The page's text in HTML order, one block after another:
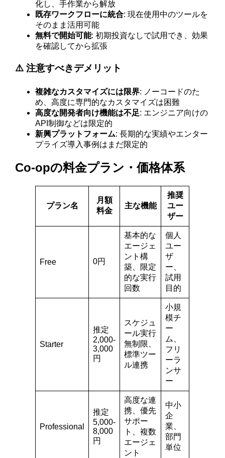
化し、手作業から解放
既存ワークフローに統合: 現在使用中のツールを
そのまま活用可能
無料で開始可能: 初期投資なしで試用でき、効果
を確認してから拡張
⚠️ 注意すべきデメリット
複雑なカスタマイズには限界: ノーコードのた
め、高度に専門的なカスタマイズは困難
高度な開発者向け機能は不足: エンジニア向けの
API制御などは限定的
新興プラットフォーム: 長期的な実績やエンター
プライズ導入事例はまだ限定的
Co-opの料金プラン・価格体系
プラン名
月額
料金
主な機能
推奨
ユー
ザー
Free 0円
基本的な
エージェ
ント構
築、限定
的な実行
回数
個人
ユー
ザ
ー、
試用
目的
Starter
推定
2,000-
3,000
円
スケジュ
ール実行
無制限、
標準ツー
ル連携
小規
模チ
ー
ム、
フリ
ーラ
ンサ
ー
Professional
推定
5,000-
8,000
円
高度な連
携、優先
サポー
ト、複数
エージェ
ント
中小
企
業、
部門
単位